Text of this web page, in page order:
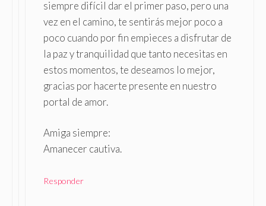
siempre difícil dar el primer paso, pero una
vez en el camino, te sentirás mejor poco a
poco cuando por fin empieces a disfrutar de
la paz y tranquilidad que tanto necesitas en
estos momentos, te deseamos lo mejor,
gracias por hacerte presente en nuestro
portal de amor.
Amiga siempre:
Amanecer cautiva.
Responder